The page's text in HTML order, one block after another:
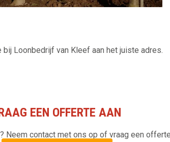
Loonbedrijf van Kleef aan het juiste adres.
EEN OFFERTE AAN
Neem contact met ons op of vraag een